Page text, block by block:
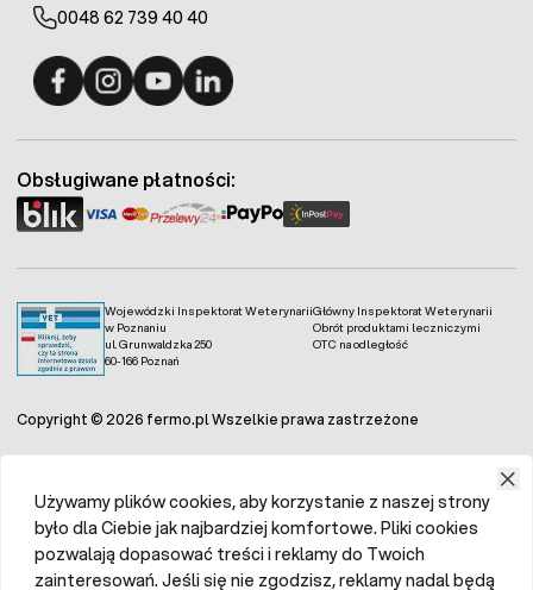
0048 62 739 40 40
Wojewódzki Inspektorat Weterynarii
w Poznaniu
ul. Grunwaldzka 250
60-166 Poznań
Główny Inspektorat Weterynarii
Obrót produktami leczniczymi
OTC na odległość
Obsługiwane płatności:
Copyright © 2026 fermo.pl Wszelkie prawa zastrzeżone
Używamy plików cookies, aby korzystanie z naszej strony
było dla Ciebie jak najbardziej komfortowe. Pliki cookies
pozwalają dopasować treści i reklamy do Twoich
zainteresowań. Jeśli się nie zgodzisz, reklamy nadal będą